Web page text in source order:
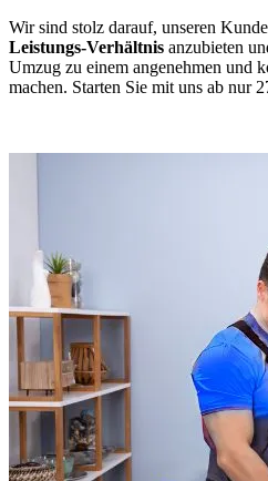
Wir sind stolz darauf, unseren
Leistungs-Verhältnis anzubieten
Umzug zu einem angenehmen und
machen. Starten Sie mit uns ab nur